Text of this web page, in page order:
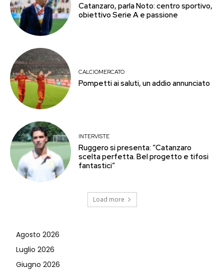
Catanzaro, parla Noto: centro sportivo,
obiettivo Serie A e passione
CALCIOMERCATO
Pompetti ai saluti, un addio annunciato
INTERVISTE
Ruggero si presenta: “Catanzaro
scelta perfetta. Bel progetto e tifosi
fantastici”
Load more
Agosto 2026
Luglio 2026
Giugno 2026